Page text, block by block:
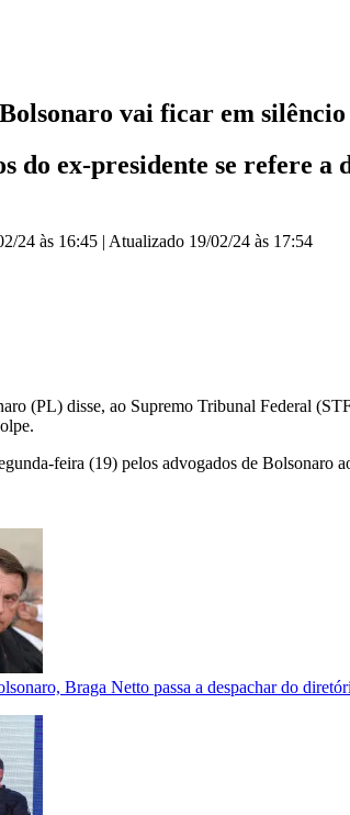
vai ficar em
do ex-presidente se refere
24 às 16:45 | Atualizado 19/02/24 às 17:54
(PL) disse, ao Supremo Tribunal Federal
feira (19) pelos advogados de
Braga Netto passa a despachar do